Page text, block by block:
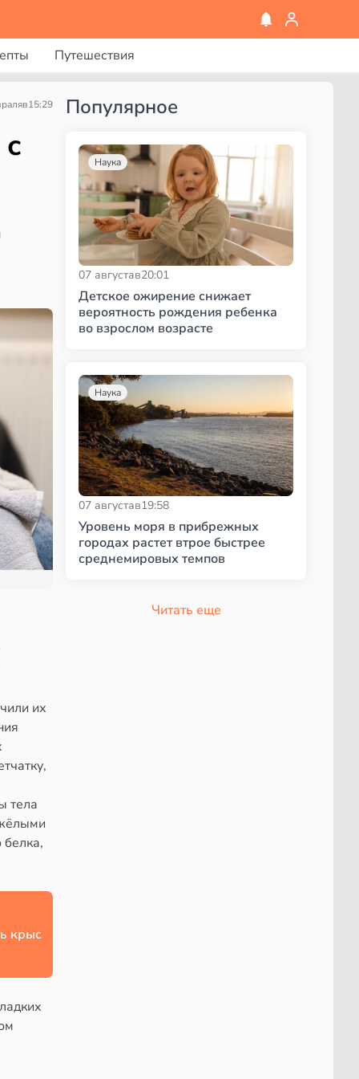
Путешествия
в15:29
их
тела
белка,
крыс
Популярное
Наука
07 августав20:01
Детское ожирение снижает
вероятность рождения ребенка
во взрослом возрасте
Наука
07 августав19:58
Уровень моря в прибрежных
городах растет втрое быстрее
среднемировых темпов
Читать еще